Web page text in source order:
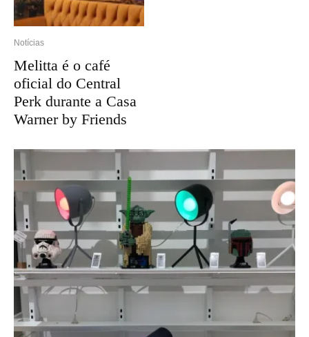
Notícias
Melitta é o café
oficial do Central
Perk durante a Casa
Warner by Friends